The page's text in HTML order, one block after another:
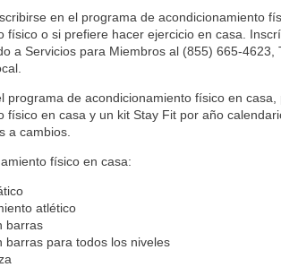
en el programa de acondicionamiento
físico o si prefiere hacer ejercicio en casa.
a Servicios para Miembros al (855) 665-
programa de acondicionamiento físico en
físico en casa y un kit Stay Fit por año
a cambios.
físico en casa:
atlético
barras
barras para todos los niveles